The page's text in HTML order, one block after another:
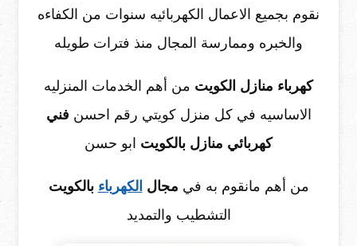
نقوم بجميع الاعمال الكهربائيه سنوات من الكفاءه
والخبره وممارسة المجال منذ فترات طويله
كهرباء منازل الكويت من أهم الخدمات المنزليه
الاساسيه في كل منزل كويتي رقم احسن فني
كهربائي منازل بالكويت ابو حسن
من أهم مانقوم به في مجال الكهرباء بالكويت
التشطيب والتمديد